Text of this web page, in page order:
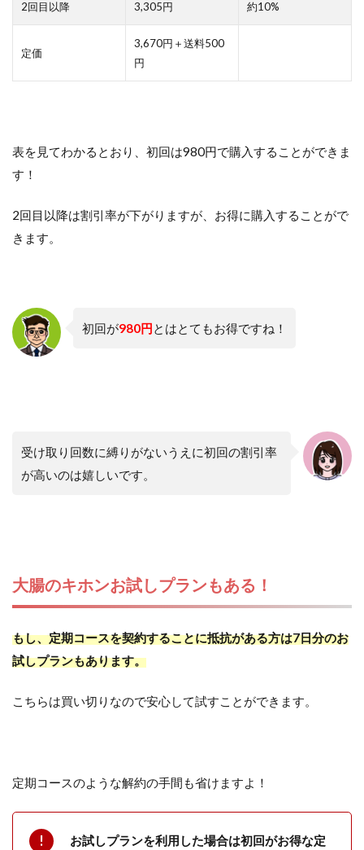
2回目以降 3,305円 約10%
定価
3,670円＋送料500
円
表を見てわかるとおり、初回は980円で購入することができま
す！
2回目以降は割引率が下がりますが、お得に購入することがで
きます。
初回が980円 とはとてもお得ですね！
受け取り回数に縛りがないうえに初回の割引率
が高いのは嬉しいです。
大腸のキホンお試しプランもある！
もし、定期コースを契約することに抵抗がある方は7日分のお
試しプランもあります。
こちらは買い切りなので安心して試すことができます。
定期コースのような解約の手間も省けますよ！
お試しプランを利用した場合は初回がお得な定